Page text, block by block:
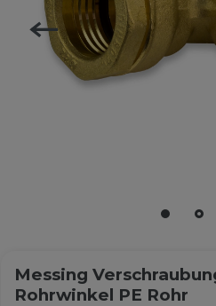
Messing
Rohrwinkel PE Rohr